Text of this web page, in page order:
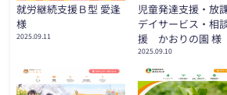
就労継続支援Ｂ型 愛逢
様
2025.09.11
児童発達支援・放
デイサービス・相
援 かおりの園 様
2025.09.10